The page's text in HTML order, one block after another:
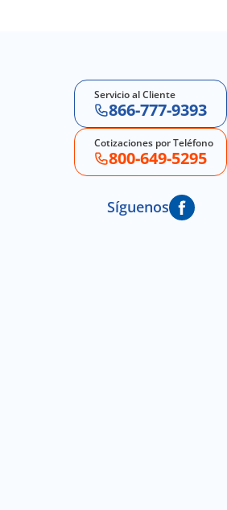
Servicio al Cliente
866-777-9393
Cotizaciones por Teléfono
800-649-5295
Síguenos